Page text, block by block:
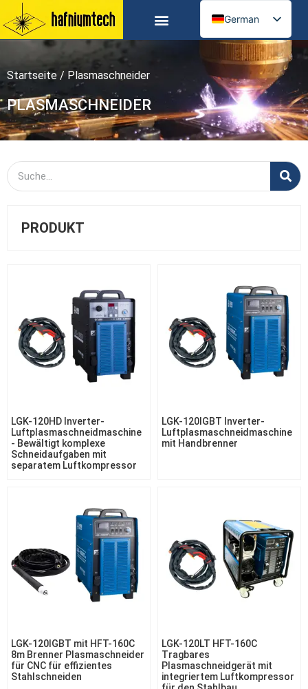
German
English
Russian
Spanish
Arabic
French
Portuguese
Italian
Startseite / Plasmaschneider
PLASMASCHNEIDER
PRODUKT
LGK-120HD Inverter-
Luftplasmaschneidmaschine
- Bewältigt komplexe
Schneidaufgaben mit
separatem Luftkompressor
LGK-120IGBT Inverter-
Luftplasmaschneidmaschine
mit Handbrenner
LGK-120IGBT mit HFT-160C
8m Brenner Plasmaschneider
für CNC für effizientes
Stahlschneiden
LGK-120LT HFT-160C
Tragbares
Plasmaschneidgerät mit
integriertem Luftkompressor